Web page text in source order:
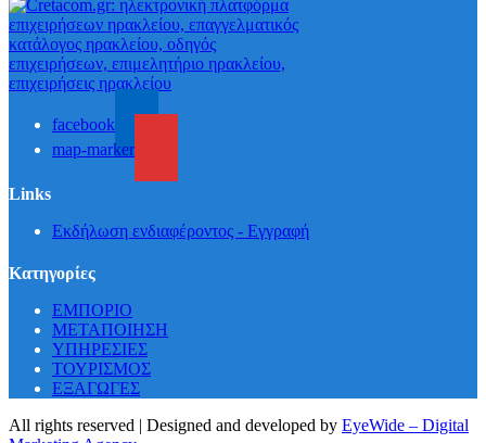
facebook
map-marker
Links
Εκδήλωση ενδιαφέροντος - Εγγραφή
Κατηγορίες
ΕΜΠΟΡΙΟ
ΜΕΤΑΠΟΙΗΣΗ
ΥΠΗΡΕΣΙΕΣ
ΤΟΥΡΙΣΜΟΣ
ΕΞΑΓΩΓΕΣ
All rights reserved | Designed and developed by EyeWide – Digital